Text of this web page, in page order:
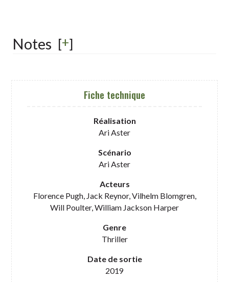
Fiche technique
Réalisation
Ari Aster
Scénario
Ari Aster
Acteurs
Florence Pugh, Jack Reynor, Vilhelm Blomgren,
Will Poulter, William Jackson Harper
Genre
Thriller
Date de sortie
2019
Notes [+]